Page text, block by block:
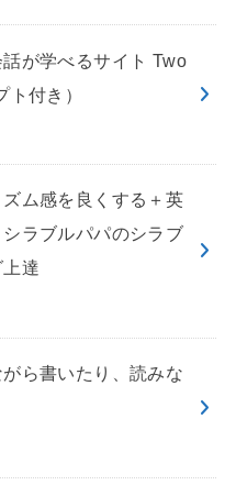
が学べるサイト Two
付き）
ム感を良くする＋英
ラブルパパのシラブ
達
ら書いたり、読みな